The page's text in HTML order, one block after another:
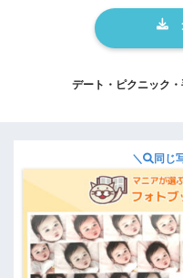
デート・ピクニック
＼ 同じ